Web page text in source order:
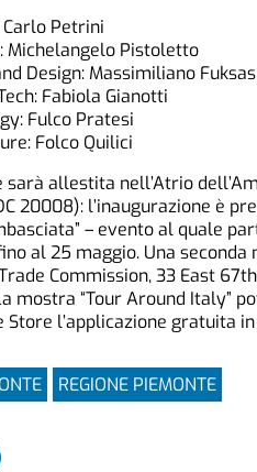
Carlo Petrini
Michelangelo Pistoletto
Design: Massimiliano Fuksas
Fabiola Gianotti
Fulco Pratesi
Folco Quilici
sarà allestita nell’Atrio
20008): l’inaugurazione è
– evento al quale
al 25 maggio. Una
Commission, 33 East
mostra “Tour Around Italy”
Store l’applicazione gratuita
REGIONE PIEMONTE